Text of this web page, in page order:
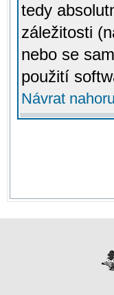
tedy
záležitosti
nebo se
použití
Návrat nahoru